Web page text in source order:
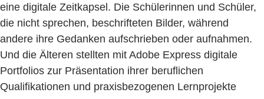
eine digitale Zeitkapsel. Die Schülerinnen und Schüler,
die nicht sprechen, beschrifteten Bilder, während
andere ihre Gedanken aufschrieben oder aufnahmen.
Und die Älteren stellten mit Adobe Express digitale
Portfolios zur Präsentation ihrer beruflichen
Qualifikationen und praxisbezogenen Lernprojekte